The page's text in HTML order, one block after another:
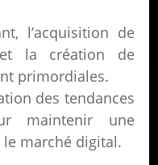
l’acquisition de
la création de
primordiales.
des tendances
maintenir une
marché digital.